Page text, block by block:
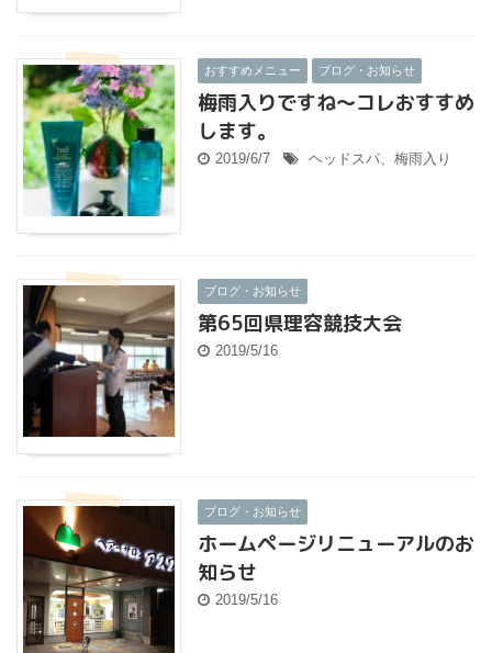
おすすめメニュー ブログ・お知らせ
梅雨入りですね～コレおすすめ
します。
2019/6/7 ヘッドスパ、梅雨入り
ブログ・お知らせ
第65回県理容競技大会
2019/5/16
ブログ・お知らせ
ホームページリニューアルのお
知らせ
2019/5/16